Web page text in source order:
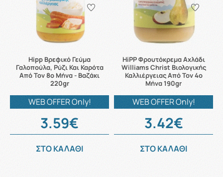
Hipp Βρεφικό Γεύμα
Γαλοπούλα, Ρύζι Και Καρότα
Από Τον 8ο Μήνα - Βαζάκι
220gr
WEB OFFER Only!
3.59€
ΣΤΟ ΚΑΛΑΘΙ
HiPP Φρουτόκρεμα Αχλάδι
Williams Christ Βιολογικής
Καλλιέργειας Από Τον 4ο
Μήνα 190gr
WEB OFFER Only!
3.42€
ΣΤΟ ΚΑΛΑΘΙ